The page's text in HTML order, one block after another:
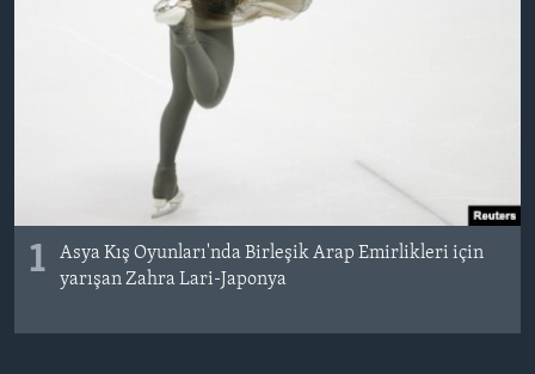
1
Asya Kış Oyunları'nda Birleşik Arap Emirlikleri için
yarışan Zahra Lari-Japonya